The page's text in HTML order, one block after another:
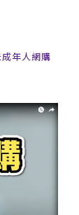
年人網購